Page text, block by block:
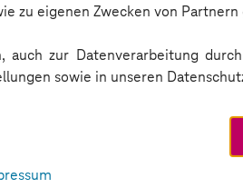
zu eigenen Zwecken von
auch zur Datenverarbeitung
sowie in unseren